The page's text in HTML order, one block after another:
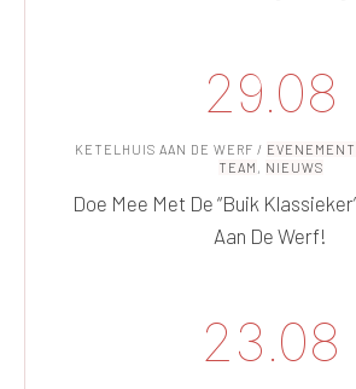
29.08
KETELHUIS AAN DE WERF /
TEAM , NIEUWS
Doe Mee Met De “Buik
Aan De Werf!
23.08